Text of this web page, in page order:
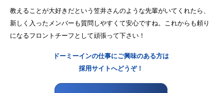
教えることが大好きだという笠井さんのような先輩がいてくれたら、
新しく入ったメンバーも質問しやすくて安心ですね。これからも頼り
になるフロントチーフとして頑張って下さい！
ドーミーインの仕事にご興味のある方は
採用サイトへどうぞ！